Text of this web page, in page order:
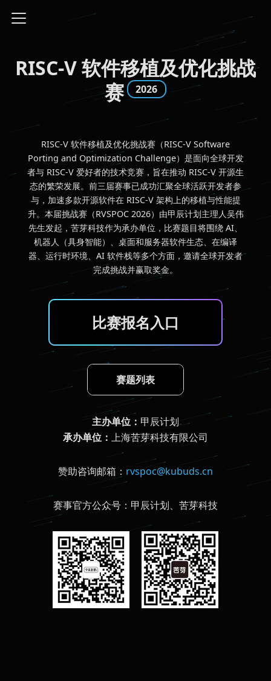
RISC-V 软件移植及优化挑战
赛
2026
RISC-V 软件移植及优化挑战赛（RISC-V Software
Porting and Optimization Challenge）是面向全球开发
者与 RISC-V 爱好者的技术竞赛，旨在推动 RISC-V 开源生
态的繁荣发展。前三届赛事已成功汇聚全球活跃开发者参
与，加速多款开源软件在 RISC-V 架构上的移植与性能提
升。本届挑战赛（RVSPOC 2026）由甲辰计划主理人吴伟
先生发起，苦芽科技作为承办单位，比赛题目将围绕 AI、
机器人（具身智能）、桌面和服务器软件生态、在编译
器、运行时环境、AI 软件栈等多个方面，邀请全球开发者
完成挑战并赢取奖金。
比赛报名入口
赛题列表
主办单位： 甲辰计划
承办单位： 上海苦芽科技有限公司
赞助咨询邮箱： rvspoc@kubuds.cn
赛事官方公众号： 甲辰计划、苦芽科技